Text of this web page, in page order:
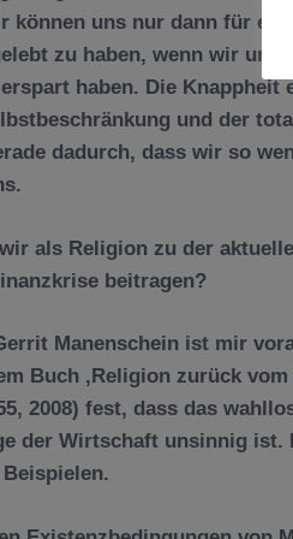
können uns nur dann für
zu haben, wenn wir uns
haben. Die
änkung und der
dadurch, dass wir so
als Religion zu der
beitragen?
Manenschein ist mir
Buch ‚ Religion zurück vom
2008) fest, dass das
der Wirtschaft unsinnig ist.